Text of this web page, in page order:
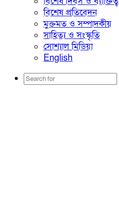
বিশেষ প্রতিবেদন
মুক্তমত ও সম্পাদকীয়
সাহিত্য ও সংস্কৃতি
সোশ্যাল মিডিয়া
English